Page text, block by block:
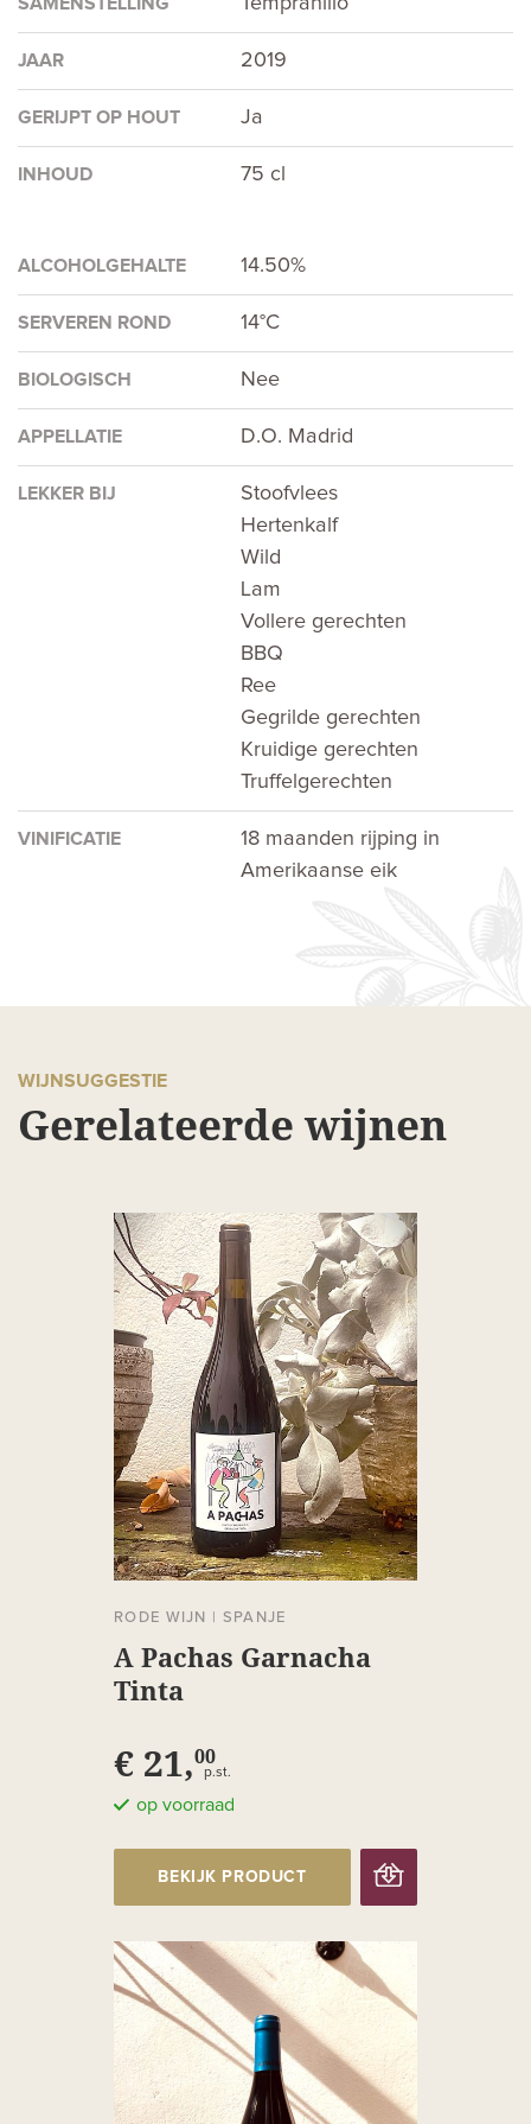
JAAR 2019
GERIJPT OP HOUT Ja
INHOUD 75 cl
ALCOHOLGEHALTE 14.50%
SERVEREN ROND 14°C
BIOLOGISCH Nee
APPELLATIE D.O. Madrid
LEKKER BIJ
Stoofvlees
Hertenkalf
Wild
Lam
Vollere gerechten
BBQ
Ree
Gegrilde gerechten
Kruidige gerechten
Truffelgerechten
VINIFICATIE
18 maanden rijping in
Amerikaanse eik
WIJNSUGGESTIE
Gerelateerde wijnen
RODE WIJN | SPANJE
A Pachas Garnacha
Tinta
€ 21,00
p.st.
op voorraad
BEKIJK PRODUCT